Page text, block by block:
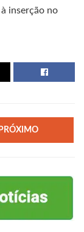
inserção no
PRÓXIMO